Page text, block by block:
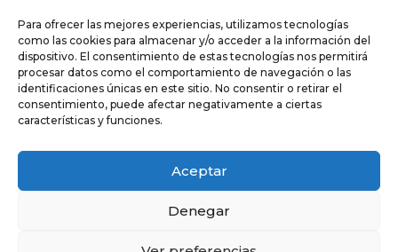
Para ofrecer las mejores experiencias, utilizamos tecnologías
como las cookies para almacenar y/o acceder a la información del
dispositivo. El consentimiento de estas tecnologías nos permitirá
procesar datos como el comportamiento de navegación o las
identificaciones únicas en este sitio. No consentir o retirar el
consentimiento, puede afectar negativamente a ciertas
características y funciones.
Aceptar
Denegar
LAS EMPRESAS
¿Qué es el teletrabajo y en que consiste?
CRÉDITOS – TARJETAS REVOLVING
FALSOS CORREOS ELECTRÓNICOS CON
AVISOS DE COBRO DE ERTE
Diseñado por Trixma Aviso Legal y